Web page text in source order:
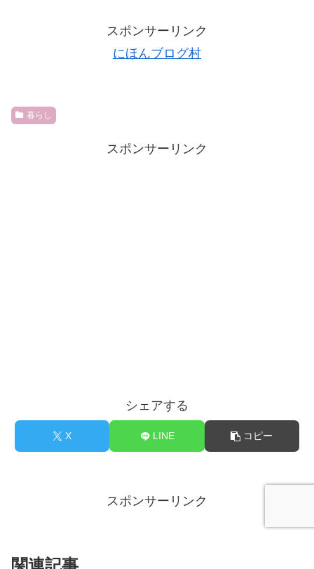
スポンサーリンク
にほんブログ村
暮らし
スポンサーリンク
シェアする
X LINE コピー
スポンサーリンク